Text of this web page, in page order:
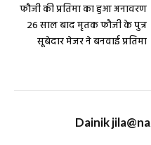
फौजी की प्रतिमा का हुआ अनावरण
26 साल बाद मृतक फौजी के पुत्र
सूबेदार मेजर ने बनवाई प्रतिमा
Dainik